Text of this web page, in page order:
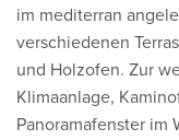
im mediterran
verschiedenen
und Holzofen. Zur
Klimaanlage,
Panoramafenster im